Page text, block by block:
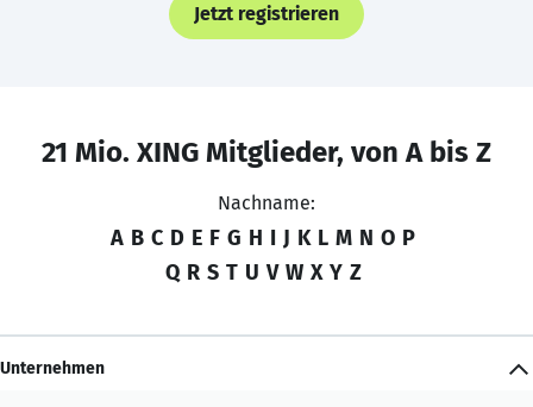
Jetzt registrieren
21 Mio. XING Mitglieder, von A bis Z
Nachname:
A B C D E F G H I J K L M N O P
Q R S T U V W X Y Z
Unternehmen